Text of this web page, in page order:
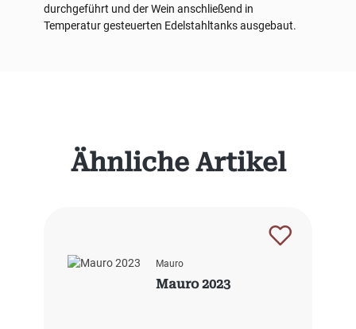
Produktgalerie überspringen
Ähnliche Artikel
Mauro
Mauro 2023
durchgeführt und der Wein anschließend in
Temperatur gesteuerten Edelstahltanks ausgebaut.